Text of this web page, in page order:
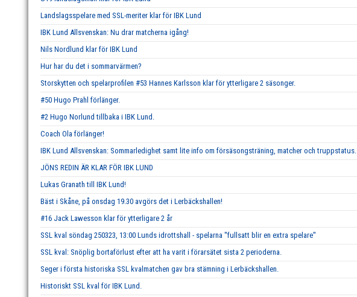
Landslagsspelare med SSL-meriter klar för IBK Lund
IBK Lund Allsvenskan: Nu drar matcherna igång!
Nils Nordlund klar för IBK Lund
Hur har du det i sommarvärmen?
Storskytten och spelarprofilen #53 Hannes Karlsson klar för ytterligare 2 säsonger.
#50 Hugo Prahl förlänger.
#2 Hugo Norlund tillbaka i IBK Lund.
Coach Ola förlänger!
IBK Lund Allsvenskan: Sommarledighet samt lite info om försäsongsträning, matcher och truppstatus.
JÖNS REDIN ÄR KLAR FÖR IBK LUND
Lukas Granath till IBK Lund!
Bäst i Skåne, på onsdag 19.30 avgörs det i Lerbäckshallen!
#16 Jack Lawesson klar för ytterligare 2 år
SSL kval söndag 250323, 13:00 Lunds idrottshall - spelarna ''fullsatt blir en extra spelare''
SSL kval: Snöplig bortaförlust efter att ha varit i förarsätet sista 2 perioderna.
Seger i första historiska SSL kvalmatchen gav bra stämning i Lerbäckshallen.
Historiskt SSL kval för IBK Lund.